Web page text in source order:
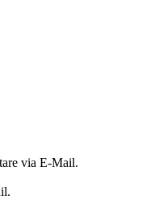
via E-Mail.